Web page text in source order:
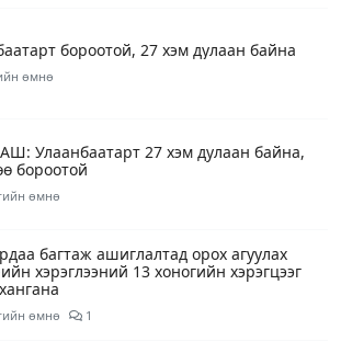
бороотой, 27 хэм дулаан байна
өмнө
Улаанбаатарт 27 хэм дулаан байна,
бороотой
өмнө
багтаж ашиглалтад орох агуулах
хэрэглээний 13 хоногийн хэрэгцээг
өмнө 1